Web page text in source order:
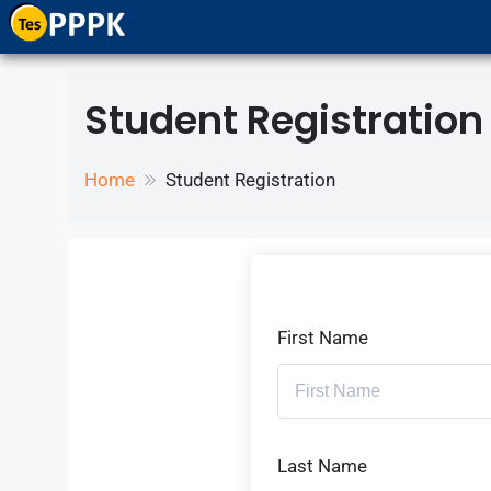
Student Registration
Home Student Registration
First Name
Last Name